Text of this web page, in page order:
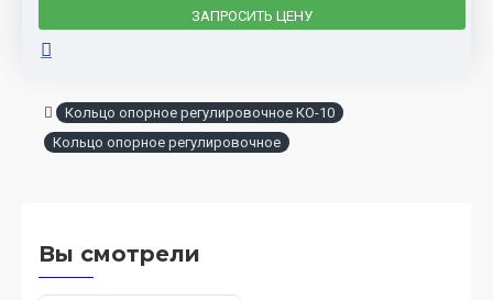
ЗАПРОСИТЬ ЦЕНУ
Кольцо опорное регулировочное КО-10
Кольцо опорное регулировочное
Вы смотрели